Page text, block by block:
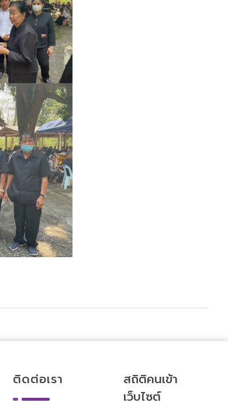
ติดต่อเรา
สถิติคนเข้า
เว็บไซต์